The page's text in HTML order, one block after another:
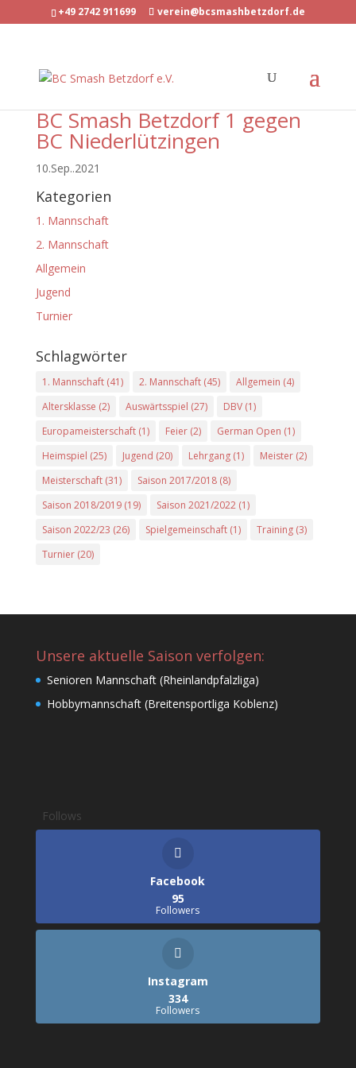
+49 2742 911699 verein@bcsmashbetzdorf.de
BC Smash Betzdorf 1 gegen
BC Niederlützingen
10.Sep..2021
Kategorien
1. Mannschaft
2. Mannschaft
Allgemein
Jugend
Turnier
Schlagwörter
1. Mannschaft(41) 2. Mannschaft(45) Allgemein (4)
Altersklasse (2) Auswärtsspiel (27) DBV(1)
Europameisterschaft(1) Feier(2) German Open (1)
Heimspiel (25) Jugend (20) Lehrgang(1) Meister(2)
Meisterschaft(31) Saison 2017/2018(8)
Saison 2018/2019(19) Saison 2021/2022(1)
Saison 2022/23 (26) Spielgemeinschaft(1) Training(3)
Turnier(20)
Unsere aktuelle Saison verfolgen:
Senioren Mannschaft (Rheinlandpfalzliga)
Hobbymannschaft (Breitensportliga Koblenz)
Follows
Facebook
95
Followers
Instagram
334
Followers